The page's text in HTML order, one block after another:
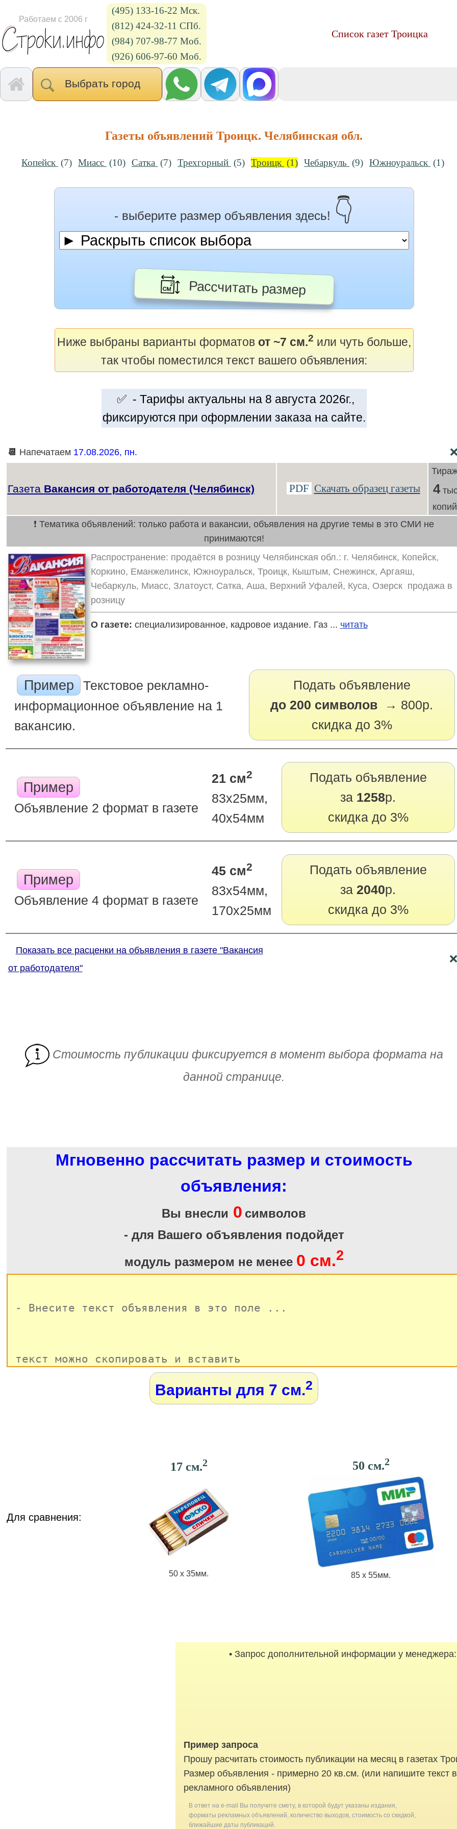
Работаем с 2006 г
(495) 133-16-22 Мск.
(812) 424-32-11 СПб.
(984) 707-98-77 Моб.
(926) 606-97-60 Моб.
Список газет Троицка
Выбрать город
Газеты объявлений Троицк. Челябинская обл.
Копейск (7) Миасс (10) Сатка (7) Трехгорный (5) Троицк (1) Чебаркуль (9) Южноуральск (1)
- выберите размер объявления здесь! 👇
Рассчитать размер
Ниже выбраны варианты форматов от ~7 см.2 или чуть больше,
так чтобы поместился текст вашего объявления:
✅ - Тарифы актуальны на 8 августа 2026г.,
фиксируются при оформлении заказа на сайте.
📆 Напечатаем 17.08.2026, пн.
Газета Вакансия от работодателя (Челябинск) PDF Скачать образец газеты 4
копий
❗ Тематика объявлений: только работа и вакансии, объявления на другие темы в это СМИ не
принимаются!
Распространение: продаётся в розницу Челябинская обл.: г. Челябинск, Копейск,
Коркино, Еманжелинск, Южноуральск, Троицк, Кыштым, Снежинск, Аргаяш,
Чебаркуль, Миасс, Златоуст, Сатка, Аша, Верхний Уфалей, Куса, Озерск продажа в
розницу
О газете: специализированное, кадровое издание. Газ ... читать
Пример
Текстовое рекламно-
информационное объявление на 1
вакансию.
Подать объявление
до 200 символов → 800р.
скидка до 3%
Пример
Объявление 2 формат в газете
21 см2
83х25мм,
40х54мм
Подать объявление
за 1258р.
скидка до 3%
Пример
Объявление 4 формат в газете
45 см2
83х54мм,
170х25мм
Подать объявление
за2040р.
скидка до 3%
Показать все расценки на объявления в газете "Вакансия
от работодателя"
Cтоимость публикации фиксируется в момент выбора формата на
данной странице.
Мгновенно рассчитать размер и стоимость
объявления:
Вы внесли 0 символов
- для Вашего объявления подойдет
модуль размером не менее 0 см.2
Варианты для 7 см.2
Для сравнения:
17 см.2
50 х 35мм.
50 см.2
85 х 55мм.
• Запрос дополнительной информации у менеджера:
Пример запроса
Прошу расчитать стоимость публикации на месяц в газетах
Размер объявления - примерно 20 кв.см. (или напишите текст
рекламного объявления)
В ответ на e-mail Вы получите смету, в которой будут указаны издания,
форматы рекламных объявлений, количество выходов, стоимость со скидкой,
ближайшие даты публикаций.